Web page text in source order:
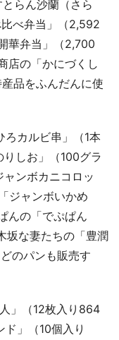
らん沙蘭（さら
べ弁当」（2,592
華弁当」（2,700
店の「かにづくし
品をふんだんに使
カルビ串」（1本
しお」（100グラ
ンボカニコロッ
ジャンボいかめ
んの「でぷぱん
坂な妻たちの「豊潤
のパンも販売す
」（12枚入り864
」（10個入り